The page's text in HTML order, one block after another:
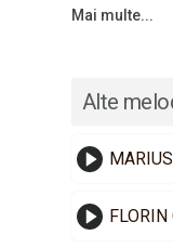
Mai multe...
Alte
FLORIN